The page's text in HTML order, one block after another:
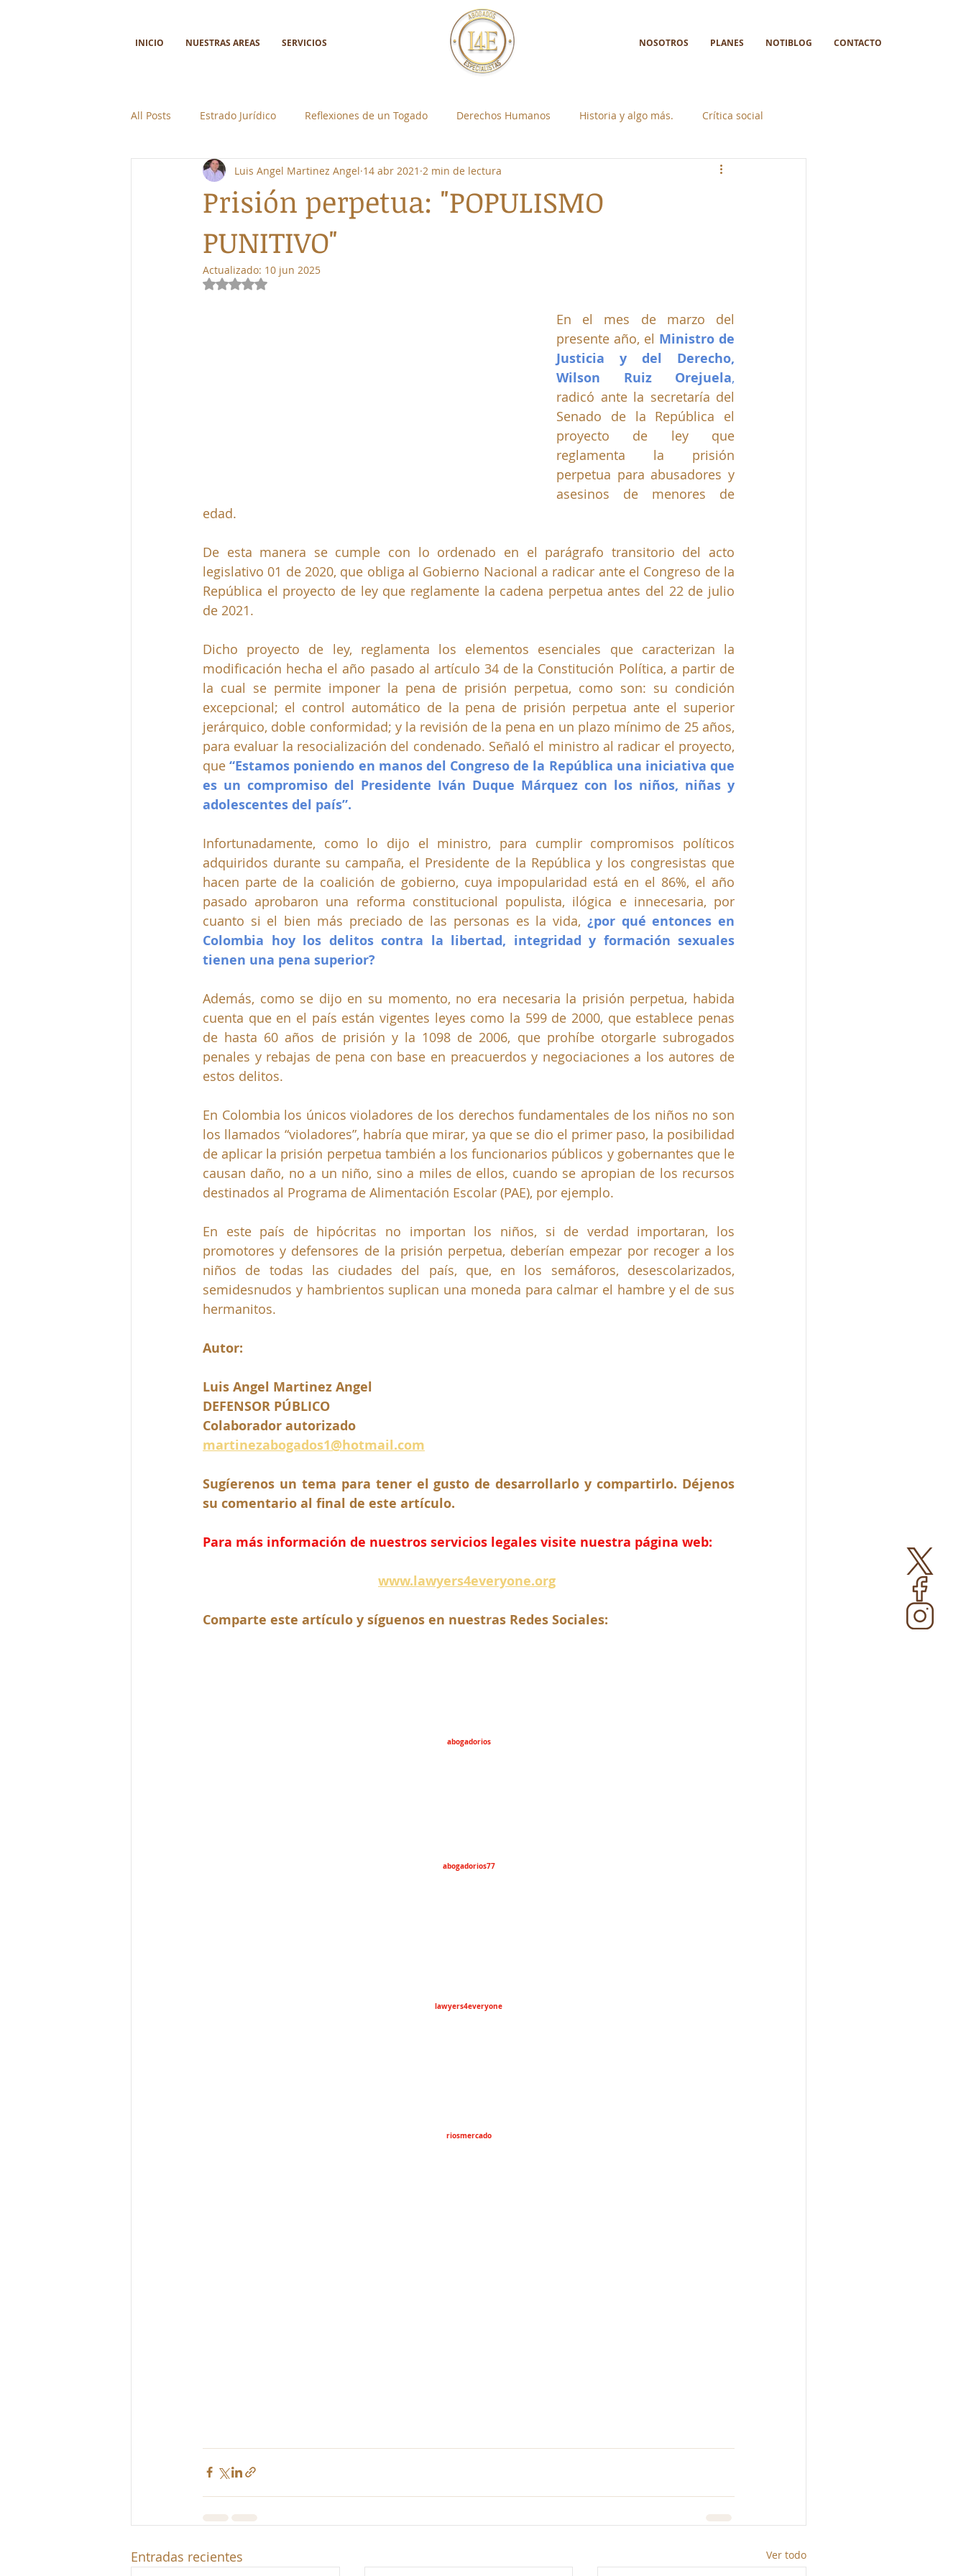
INICIO NUESTRAS AREAS SERVICIOS NOSOTROS PLANES NOTIBLOG CONTACTO
All Posts Estrado Jurídico Reflexiones de un Togado Derechos Humanos Historia y algo más. Crítica social
Ciencia y tecnología Colabora con Nosotros Control Social Individual
Prisión perpetua: "POPULISMO
PUNITIVO"
Luis Angel Martinez Angel 14 abr 2021 2 min de lectura
Actualizado: 10 jun 2025
Obtuvo NaN de 5 estrellas.
En el mes de marzo del
presente año, el Ministro de
Justicia y del Derecho,
Wilson Ruiz Orejuela
radicó ante la secretaría del
Senado de la República el
proyecto de ley que
reglamenta la prisión
perpetua para abusadores y
asesinos de menores de
edad.
De esta manera se cumple con lo ordenado en el parágrafo transitorio del acto
legislativo 01 de 2020, que obliga al Gobierno Nacional a radicar ante el Congreso de la
República el proyecto de ley que reglamente la cadena perpetua antes del 22 de julio
de 2021.
Dicho proyecto de ley, reglamenta los elementos esenciales que caracterizan la
modificación hecha el año pasado al artículo 34 de la Constitución Política, a partir de
la cual se permite imponer la pena de prisión perpetua, como son: su condición
excepcional; el control automático de la pena de prisión perpetua ante el superior
jerárquico, doble conformidad; y la revisión de la pena en un plazo mínimo de 25 años,
para evaluar la resocialización del condenado. Señaló el ministro al radicar el proyecto,
que “Estamos poniendo en manos del Congreso de la República una iniciativa que
es un compromiso del Presidente Iván Duque Márquez con los niños, niñas y
adolescentes del país”.
Infortunadamente, como lo dijo el ministro, para cumplir compromisos políticos
adquiridos durante su campaña, el Presidente de la República y los congresistas que
hacen parte de la coalición de gobierno, cuya impopularidad está en el 86%, el año
pasado aprobaron una reforma constitucional populista, ilógica e innecesaria, por
cuanto si el bien más preciado de las personas es la vida, ¿por qué entonces en
Colombia hoy los delitos contra la libertad, integridad y formación sexuales
tienen una pena superior?
Además, como se dijo en su momento, no era necesaria la prisión perpetua, habida
cuenta que en el país están vigentes leyes como la 599 de 2000, que establece penas
de hasta 60 años de prisión y la 1098 de 2006, que prohíbe otorgarle subrogados
penales y rebajas de pena con base en preacuerdos y negociaciones a los autores de
estos delitos.
En Colombia los únicos violadores de los derechos fundamentales de los niños no son
los llamados “violadores”, habría que mirar, ya que se dio el primer paso, la posibilidad
de aplicar la prisión perpetua también a los funcionarios públicos y gobernantes que le
causan daño, no a un niño, sino a miles de ellos, cuando se apropian de los recursos
destinados al Programa de Alimentación Escolar (PAE), por ejemplo.
En este país de hipócritas no importan los niños, si de verdad importaran, los
promotores y defensores de la prisión perpetua, deberían empezar por recoger a los
niños de todas las ciudades del país, que, en los semáforos, desescolarizados,
semidesnudos y hambrientos suplican una moneda para calmar el hambre y el de sus
hermanitos.
Autor:
Luis Angel Martinez Angel
DEFENSOR PÚBLICO
Colaborador autorizado
martinezabogados1@hotmail.com
Sugíerenos un tema para tener el gusto de desarrollarlo y compartirlo. Déjenos
su comentario al final de este artículo.
Para más información de nuestros servicios legales visite nuestra página web:
www.lawyers4everyone.org
Comparte este artículo y síguenos en nuestras Redes Sociales:
abogadorios
abogadorios77
lawyers4everyone
riosmercado
Entradas recientes Ver todo